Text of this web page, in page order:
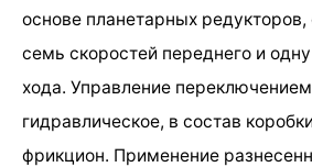
основе планетарных
семь скоростей переднего и
хода. Управление
гидравлическое, в состав
фрикцион. Применение